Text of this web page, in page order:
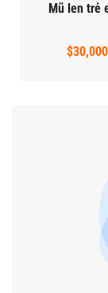
Mũ len trẻ